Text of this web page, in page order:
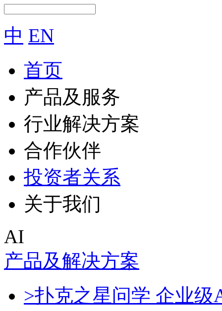
中 EN
首页
产品及服务
行业解决方案
合作伙伴
投资者关系
关于我们
AI
产品及解决方案
>扑克之星问学 企业级